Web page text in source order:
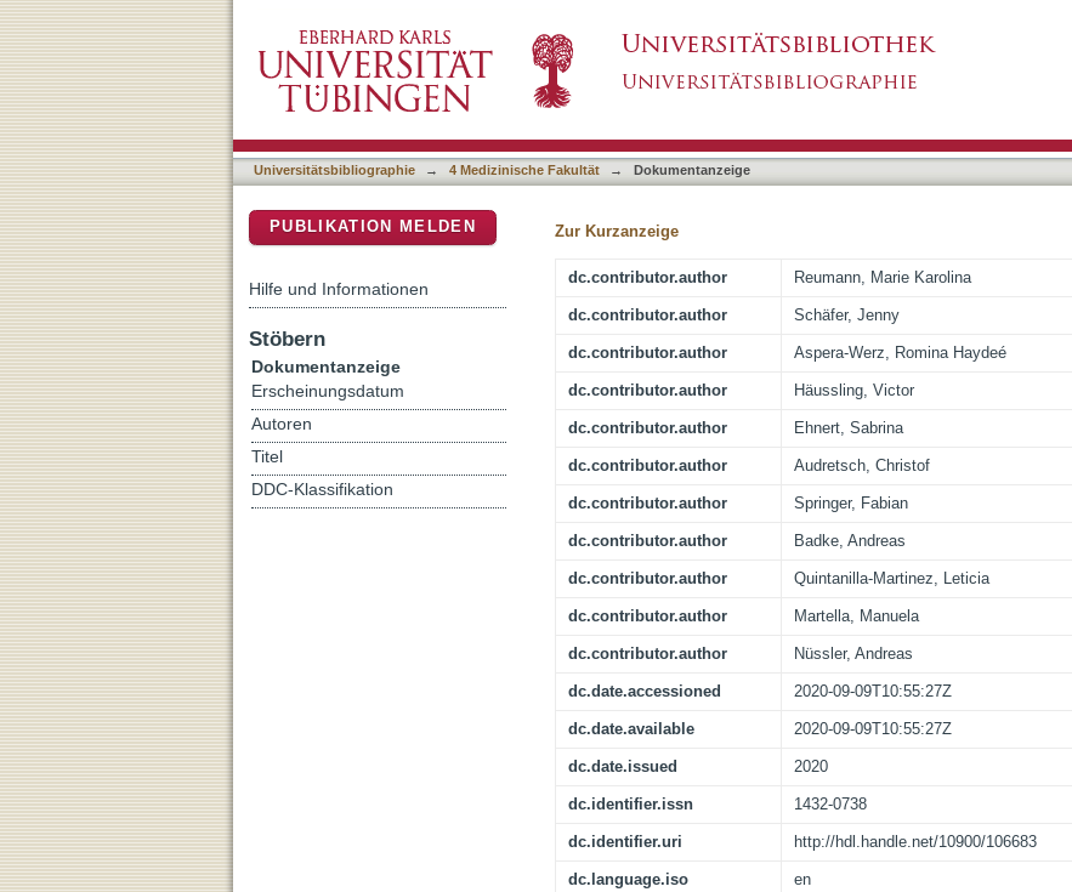
inhalation in an ApoE(-/-) mouse model
Universitätsbibliographie → 4 Medizinische Fakultät → Dokumentanzeige
Zur Kurzanzeige
dc.contributor.author Reumann, Marie Karolina
dc.contributor.author Schäfer, Jenny
dc.contributor.author Aspera-Werz, Romina Haydeé
dc.contributor.author Häussling, Victor
dc.contributor.author Ehnert, Sabrina
dc.contributor.author Audretsch, Christof
dc.contributor.author Springer, Fabian
dc.contributor.author Badke, Andreas
dc.contributor.author Quintanilla-Martinez, Leticia
dc.contributor.author Martella, Manuela
dc.contributor.author Nüssler, Andreas
dc.date.accessioned 2020-09-09T10:55:27Z
dc.date.available 2020-09-09T10:55:27Z
dc.date.issued 2020
dc.identifier.issn 1432-0738
dc.identifier.uri http://hdl.handle.net/10900/106683
dc.language.iso en
PUBLIKATION MELDEN
Hilfe und Informationen
Stöbern
Dokumentanzeige
Erscheinungsdatum
Autoren
Titel
DDC-Klassifikation